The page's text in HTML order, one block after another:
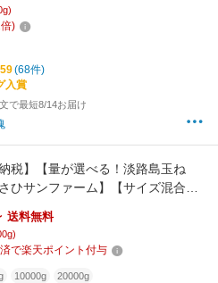
薬 onion 訳あり 野菜 淡路島 玉
倍)
(68件)
入賞
で最短8/14お届け
納税】【量が選べる！淡路島玉ね
ひサンファーム】【サイズ混合】
品★特別栽培★淡路島たまねぎ
送料無料
で楽天ポイント付与
10000g 20000g